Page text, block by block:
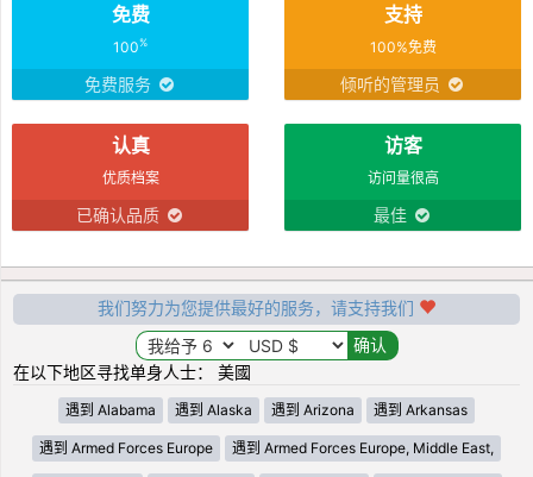
免费
100%
免费服务
支持
100%免费
倾听的管理员
认真
优质档案
已确认品质
访客
访问量很高
最佳
我们努力为您提供最好的服务，请支持我们
在以下地区寻找单身人士： 美國
遇到 Alabama 遇到 Alaska 遇到 Arizona 遇到 Arkansas
遇到 Armed Forces Europe 遇到 Armed Forces Europe, Middle East,